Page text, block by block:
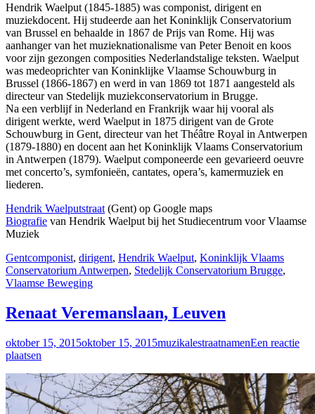
Hendrik Waelput (1845-1885) was componist, dirigent en
muziekdocent. Hij studeerde aan het Koninklijk Conservatorium
van Brussel en behaalde in 1867 de Prijs van Rome. Hij was
aanhanger van het muzieknationalisme van Peter Benoit en koos
voor zijn gezongen composities Nederlandstalige teksten. Waelput
was medeoprichter van Koninklijke Vlaamse Schouwburg in
Brussel (1866-1867) en werd in van 1869 tot 1871 aangesteld als
directeur van Stedelijk muziekconservatorium in Brugge.
Na een verblijf in Nederland en Frankrijk waar hij vooral als
dirigent werkte, werd Waelput in 1875 dirigent van de Grote
Schouwburg in Gent, directeur van het Théâtre Royal in Antwerpen
(1879-1880) en docent aan het Koninklijk Vlaams Conservatorium
in Antwerpen (1879). Waelput componeerde een gevarieerd oeuvre
met concerto’s, symfonieën, cantates, opera’s, kamermuziek en
liederen.
Hendrik Waelputstraat (Gent) op Google maps
Biografie van Hendrik Waelput bij het Studiecentrum voor Vlaamse
Muziek
Gentcomponist, dirigent, Hendrik Waelput, Koninklijk Vlaams
Conservatorium Antwerpen, Stedelijk Conservatorium Brugge,
Vlaamse Beweging
Renaat Veremanslaan, Leuven
oktober 15, 2015oktober 15, 2015muzikalestraatnamenEen reactie
plaatsen